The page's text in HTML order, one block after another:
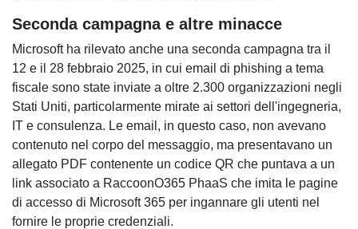
Seconda campagna e altre minacce
Microsoft ha rilevato anche una seconda campagna tra il
12 e il 28 febbraio 2025, in cui email di phishing a tema
fiscale sono state inviate a oltre 2.300 organizzazioni negli
Stati Uniti, particolarmente mirate ai settori dell'ingegneria,
IT e consulenza. Le email, in questo caso, non avevano
contenuto nel corpo del messaggio, ma presentavano un
allegato PDF contenente un codice QR che puntava a un
link associato a RaccoonO365 PhaaS che imita le pagine
di accesso di Microsoft 365 per ingannare gli utenti nel
fornire le proprie credenziali.